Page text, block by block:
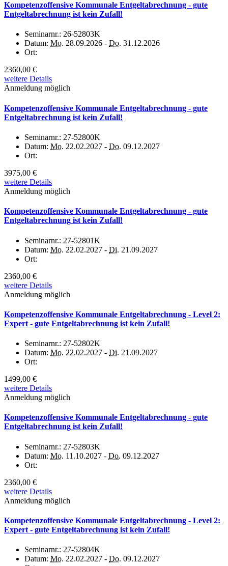
Kompetenzoffensive Kommunale Entgeltabrechnung - gute
Entgeltabrechnung ist kein Zufall!
Seminarnr.: 26-52803K
Datum: Mo. 28.09.2026 - Do. 31.12.2026
Ort:
2360,00 €
weitere Details
Anmeldung möglich
Kompetenzoffensive Kommunale Entgeltabrechnung - gute
Entgeltabrechnung ist kein Zufall!
Seminarnr.: 27-52800K
Datum: Mo. 22.02.2027 - Do. 09.12.2027
Ort:
3975,00 €
weitere Details
Anmeldung möglich
Kompetenzoffensive Kommunale Entgeltabrechnung - gute
Entgeltabrechnung ist kein Zufall!
Seminarnr.: 27-52801K
Datum: Mo. 22.02.2027 - Di. 21.09.2027
Ort:
2360,00 €
weitere Details
Anmeldung möglich
Kompetenzoffensive Kommunale Entgeltabrechnung - Level 2:
Expert - gute Entgeltabrechnung ist kein Zufall!
Seminarnr.: 27-52802K
Datum: Mo. 22.02.2027 - Di. 21.09.2027
Ort:
1499,00 €
weitere Details
Anmeldung möglich
Kompetenzoffensive Kommunale Entgeltabrechnung - gute
Entgeltabrechnung ist kein Zufall!
Seminarnr.: 27-52803K
Datum: Mo. 11.10.2027 - Do. 09.12.2027
Ort:
2360,00 €
weitere Details
Anmeldung möglich
Kompetenzoffensive Kommunale Entgeltabrechnung - Level 2:
Expert - gute Entgeltabrechnung ist kein Zufall!
Seminarnr.: 27-52804K
Datum: Mo. 22.02.2027 - Do. 09.12.2027